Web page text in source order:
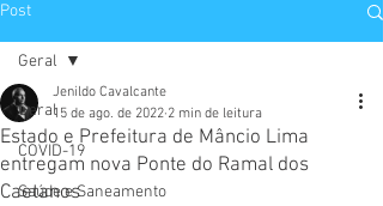
Post
Geral
COVID-19
Saúde e Saneamento
Geral
Estado e Prefeitura de Mâncio Lima
entregam nova Ponte do Ramal dos
Caetanos
Jenildo Cavalcante
15 de ago. de 2022 2 min de leitura